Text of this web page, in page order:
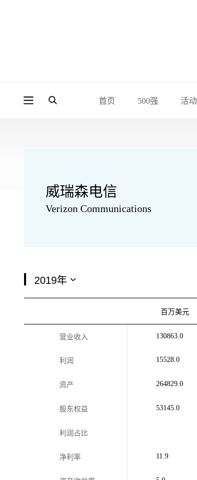
首页 500强 活动
威瑞森电信
Verizon Communications
百万美元
营业收入 130863.0
利润 15528.0
资产 264829.0
股东权益 53145.0
利润占比
净利率 11.9